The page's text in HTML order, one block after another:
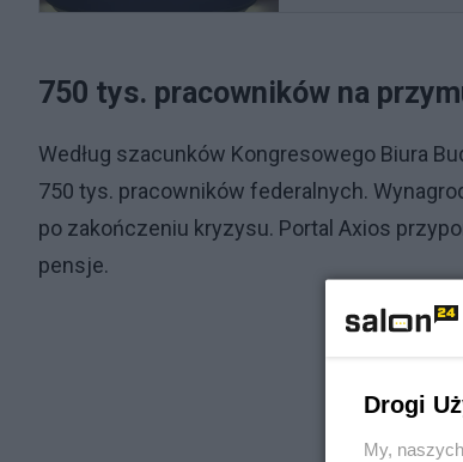
750 tys. pracowników na
Według szacunków Kongresowego Biura
750 tys. pracowników federalnych.
po zakończeniu kryzysu. Portal Axios
pensje.
Drogi
My,